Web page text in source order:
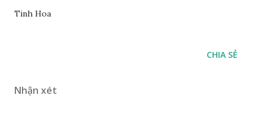
Tinh Hoa
CHIA SẺ
Nhận xét